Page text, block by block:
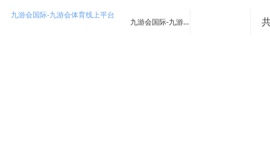
九游会国际-九游会体育线上平台
九游会国际-九游会体育线上平台